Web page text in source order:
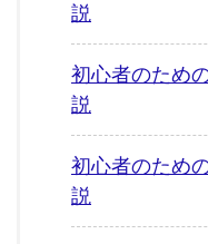
説
初心者のため
説
初心者のため
説